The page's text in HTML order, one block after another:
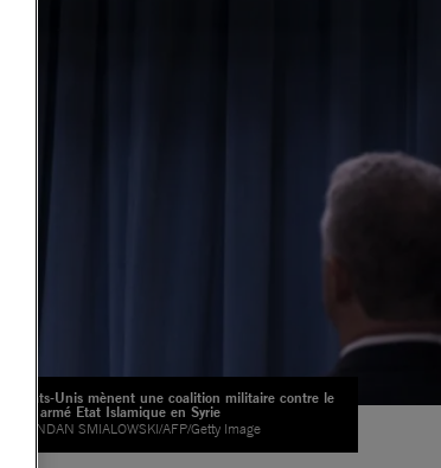
Les Etats-Unis mènent une coalition militaire contre le
groupe armé Etat Islamique en Syrie
© BRENDAN SMIALOWSKI/AFP/Getty Image